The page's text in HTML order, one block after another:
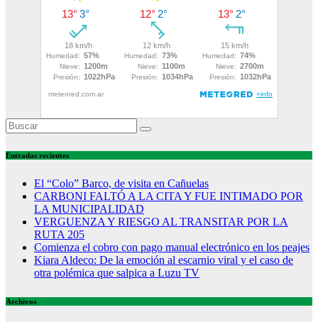
Entradas recientes
El “Colo” Barco, de visita en Cañuelas
CARBONI FALTÓ A LA CITA Y FUE INTIMADO POR
LA MUNICIPALIDAD
VERGUENZA Y RIESGO AL TRANSITAR POR LA
RUTA 205
Comienza el cobro con pago manual electrónico en los peajes
Kiara Aldeco: De la emoción al escarnio viral y el caso de
otra polémica que salpica a Luzu TV
Archivos